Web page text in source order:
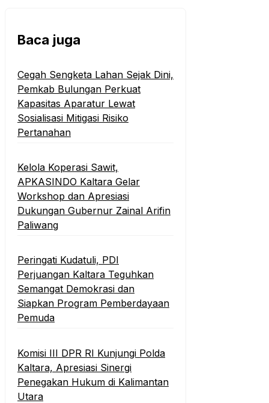
Baca juga
Cegah Sengketa Lahan Sejak Dini,
Pemkab Bulungan Perkuat
Kapasitas Aparatur Lewat
Sosialisasi Mitigasi Risiko
Pertanahan
Kelola Koperasi Sawit,
APKASINDO Kaltara Gelar
Workshop dan Apresiasi
Dukungan Gubernur Zainal Arifin
Paliwang
Peringati Kudatuli, PDI
Perjuangan Kaltara Teguhkan
Semangat Demokrasi dan
Siapkan Program Pemberdayaan
Pemuda
Komisi III DPR RI Kunjungi Polda
Kaltara, Apresiasi Sinergi
Penegakan Hukum di Kalimantan
Utara